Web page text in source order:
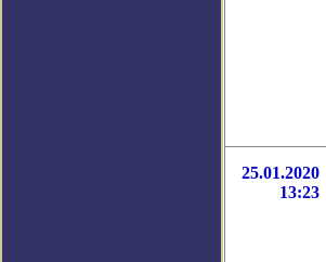
25.01.2020
13:23